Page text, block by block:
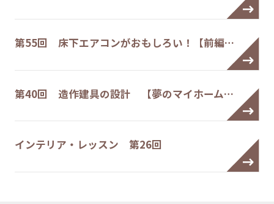
第55回 床下エアコンがおもしろい！【前編…
第40回 造作建具の設計 【夢のマイホーム…
インテリア・レッスン 第26回